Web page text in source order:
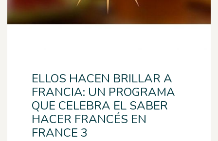
ELLOS HACEN BRILLAR A
FRANCIA: UN PROGRAMA
QUE CELEBRA EL SABER
HACER FRANCÉS EN
FRANCE 3